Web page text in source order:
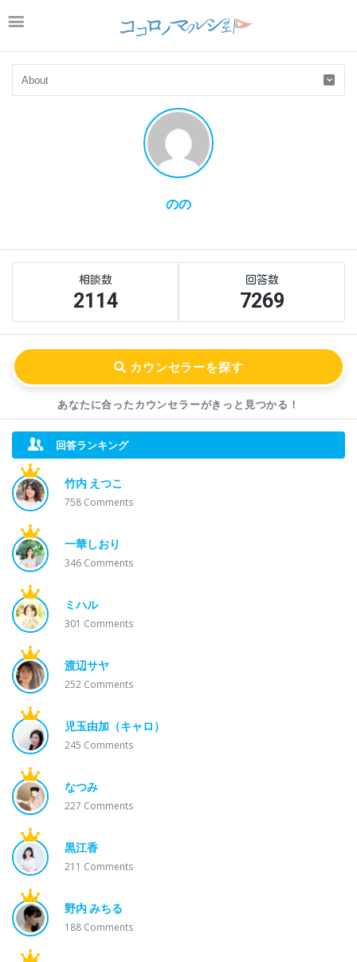
のの
Sidebar
2114 7269
あなたに合ったカウンセラーがきっと見つかる！
回答ランキング
竹内 えつこ
758 Comments
一華しおり
346 Comments
ミハル
301 Comments
渡辺サヤ
252 Comments
児玉由加（キャロ）
245 Comments
なつみ
227 Comments
黒江香
211 Comments
野内 みちる
188 Comments